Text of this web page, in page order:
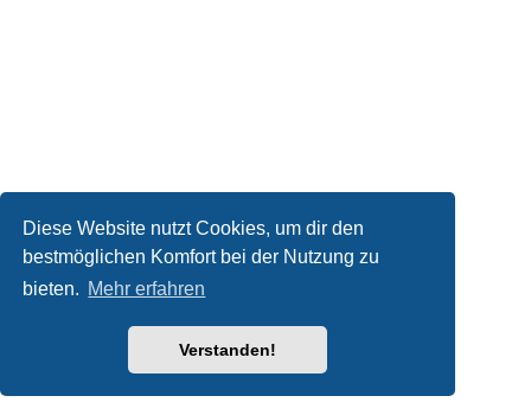
Diese Website nutzt Cookies, um dir den
bestmöglichen Komfort bei der Nutzung zu
bieten. Mehr erfahren
Verstanden!